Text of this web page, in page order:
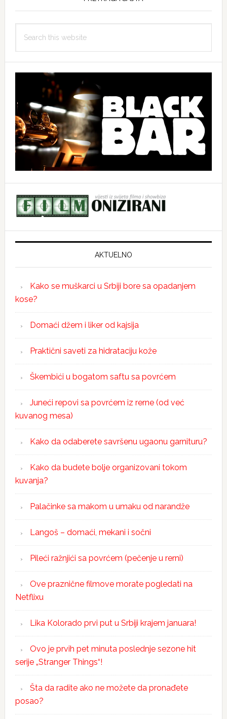
this
AKTUELNO
Kako se muškarci u Srbiji bore sa opadanjem
kose?
Domaći džem i liker od kajsija
Praktični saveti za hidrataciju kože
Škembići u bogatom saftu sa povrćem
Juneći repovi sa povrćem iz rerne (od već
kuvanog mesa)
Kako da odaberete savršenu ugaonu garnituru?
Kako da budete bolje organizovani tokom
kuvanja?
Palačinke sa makom u umaku od narandže
Langoš – domaći, mekani i sočni
Pileći ražnjići sa povrćem (pečenje u rerni)
Ove praznične filmove morate pogledati na
Netflixu
Lika Kolorado prvi put u Srbiji krajem januara!
Ovo je prvih pet minuta poslednje sezone hit
serije „Stranger Things“!
Šta da radite ako ne možete da pronađete
posao?